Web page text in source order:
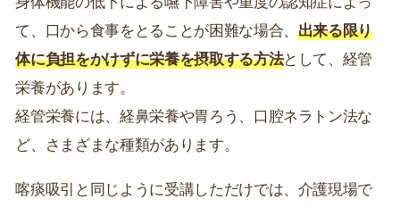
て、口から食事をとることが困難な場合、 出来る限り
体に負担をかけずに栄養を摂取する方法として、経管
栄養があります。
経管栄養には、経鼻栄養や胃ろう、口腔ネラトン法な
ど、さまざまな種類があります。
喀痰吸引と同じように受講しただけでは、介護現場で